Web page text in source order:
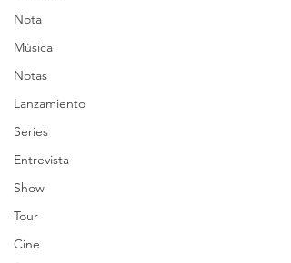
Nota
Música
Notas
Lanzamiento
Series
Entrevista
Show
Tour
Cine